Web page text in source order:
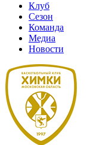
Клуб
Сезон
Команда
Медиа
Новости